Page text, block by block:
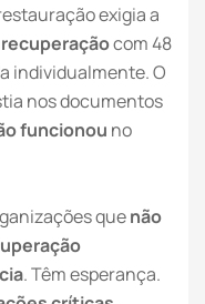
exigia a
com 48
individualmente. O
nos documentos
funcionou no
quenão
. Têm esperança.